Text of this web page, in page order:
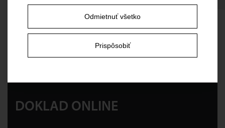
Odmietnuť všetko
Prispôsobiť
DOKLAD ONLINE